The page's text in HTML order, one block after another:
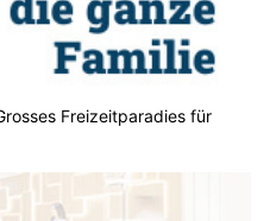
Freizeitparadies für